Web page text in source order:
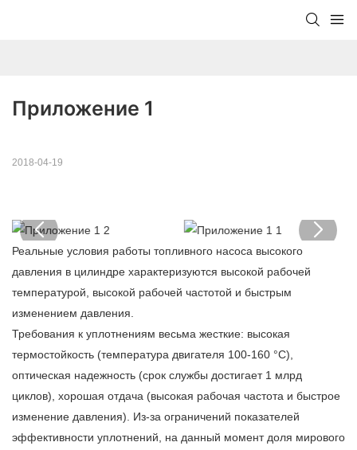
Приложение 1
2018-04-19
Реальные условия работы топливного насоса высокого
давления в цилиндре характеризуются высокой рабочей
температурой, высокой рабочей частотой и быстрым
изменением давления.
Требования к уплотнениям весьма жесткие: высокая
термостойкость (температура двигателя 100-160 °C),
оптическая надежность (срок службы достигает 1 млрд
циклов), хорошая отдача (высокая рабочая частота и быстрое
изменение давления). Из-за ограничений показателей
эффективности уплотнений, на данный момент доля мирового